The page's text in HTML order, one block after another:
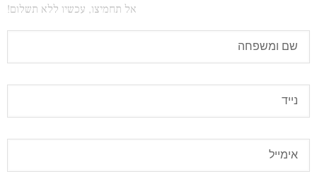
אל תחמיצו, עכשיו ללא תשלום!